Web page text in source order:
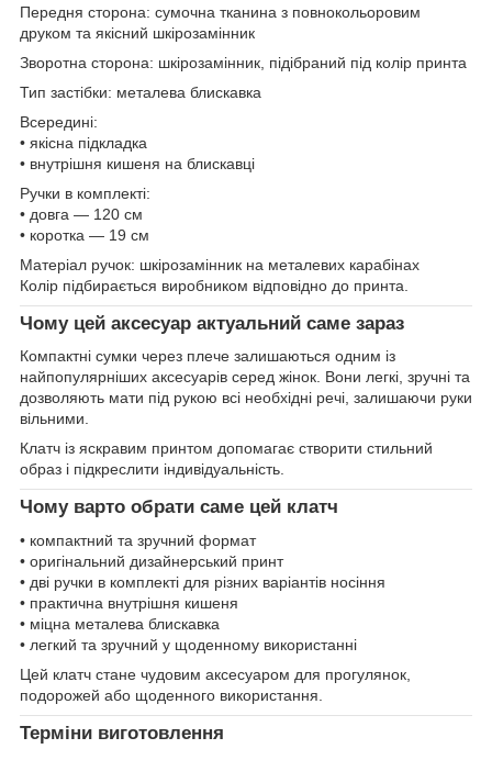
Передня сторона: сумочна тканина з повнокольоровим
друком та якісний шкірозамінник
Зворотна сторона: шкірозамінник, підібраний під колір принта
Тип застібки: металева блискавка
Всередині:
• якісна підкладка
• внутрішня кишеня на блискавці
Ручки в комплекті:
• довга — 120 см
• коротка — 19 см
Матеріал ручок: шкірозамінник на металевих карабінах
Колір підбирається виробником відповідно до принта.
Чому цей аксесуар актуальний саме зараз
Компактні сумки через плече залишаються одним із
найпопулярніших аксесуарів серед жінок. Вони легкі, зручні та
дозволяють мати під рукою всі необхідні речі, залишаючи руки
вільними.
Клатч із яскравим принтом допомагає створити стильний
образ і підкреслити індивідуальність.
Чому варто обрати саме цей клатч
• компактний та зручний формат
• оригінальний дизайнерський принт
• дві ручки в комплекті для різних варіантів носіння
• практична внутрішня кишеня
• міцна металева блискавка
• легкий та зручний у щоденному використанні
Цей клатч стане чудовим аксесуаром для прогулянок,
подорожей або щоденного використання.
Терміни виготовлення